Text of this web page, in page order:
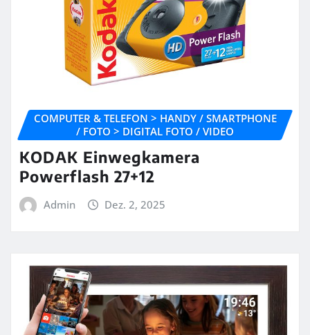
COMPUTER & TELEFON > HANDY / SMARTPHONE
/ FOTO > DIGITAL FOTO / VIDEO
KODAK Einwegkamera
Powerflash 27+12
Admin Dez. 2, 2025